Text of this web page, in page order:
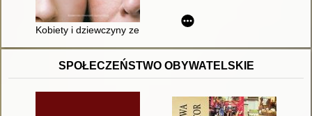
Kobiety i dziewczyny ze spektrum autyzmu : od wczesnego
SPOŁECZEŃSTWO OBYWATELSKIE